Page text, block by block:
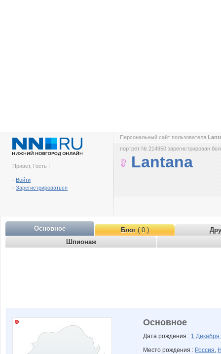
Привет, Гость !
- Войти
- Зарегистрироваться
Персональный сайт пользователя
портрет № 214950 зарегистрирован
Lantana
Основное Блог( 0 )
Шпионаж
Основное
Дата рождения : 1 Декабря
Место рождения : Россия,